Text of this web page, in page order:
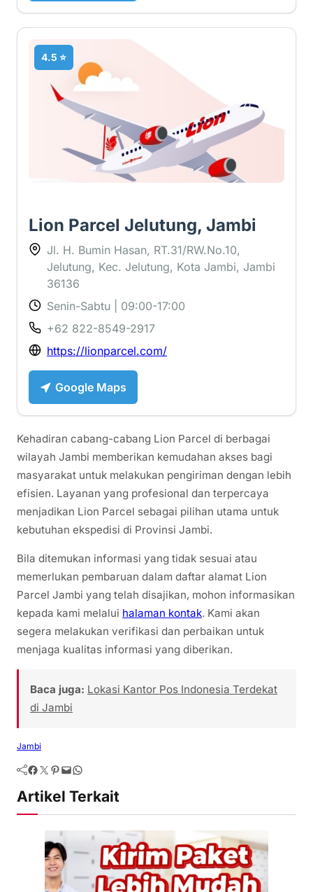
4.5 ⭐
Lion Parcel Jelutung, Jambi
Jl. H. Bumin Hasan, RT.31/RW.No.10,
Jelutung, Kec. Jelutung, Kota Jambi, Jambi
36136
Senin-Sabtu | 09:00-17:00
+62 822-8549-2917
https://lionparcel.com/
Google Maps
Kehadiran cabang-cabang Lion Parcel di berbagai
wilayah Jambi memberikan kemudahan akses bagi
masyarakat untuk melakukan pengiriman dengan lebih
efisien. Layanan yang profesional dan terpercaya
menjadikan Lion Parcel sebagai pilihan utama untuk
kebutuhan ekspedisi di Provinsi Jambi.
Bila ditemukan informasi yang tidak sesuai atau
memerlukan pembaruan dalam daftar alamat Lion
Parcel Jambi yang telah disajikan, mohon informasikan
kepada kami melalui halaman kontak. Kami akan
segera melakukan verifikasi dan perbaikan untuk
menjaga kualitas informasi yang diberikan.
Baca juga: Lokasi Kantor Pos Indonesia Terdekat
di Jambi
Jambi
Artikel Terkait